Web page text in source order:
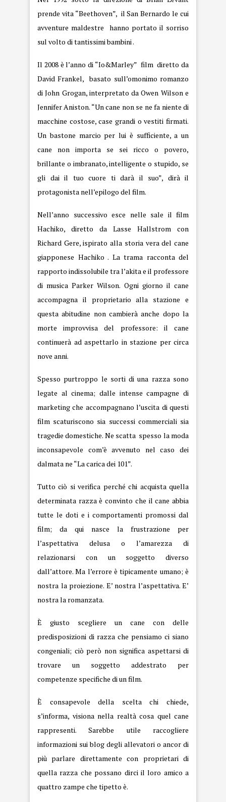
prende vita “Beethoven”, il San Bernardo le cui
avventure maldestre hanno portato il sorriso
sul volto di tantissimi bambini .
Il 2008 è l’anno di “Io&Marley” film diretto da
David Frankel, basato sull’omonimo romanzo
di John Grogan, interpretato da Owen Wilson e
Jennifer Aniston. “Un cane non se ne fa niente di
macchine costose, case grandi o vestiti firmati.
Un bastone marcio per lui è sufficiente, a un
cane non importa se sei ricco o povero,
brillante o imbranato, intelligente o stupido, se
gli dai il tuo cuore ti darà il suo”, dirà il
protagonista nell’epilogo del film.
Nell’anno successivo esce nelle sale il film
Hachiko, diretto da Lasse Hallstrom con
Richard Gere, ispirato alla storia vera del cane
giapponese Hachiko . La trama racconta del
rapporto indissolubile tra l’akita e il professore
di musica Parker Wilson. Ogni giorno il cane
accompagna il proprietario alla stazione e
questa abitudine non cambierà anche dopo la
morte improvvisa del professore: il cane
continuerà ad aspettarlo in stazione per circa
nove anni.
Spesso purtroppo le sorti di una razza sono
legate al cinema; dalle intense campagne di
marketing che accompagnano l’uscita di questi
film scaturiscono sia successi commerciali sia
tragedie domestiche. Ne scatta spesso la moda
inconsapevole com’è avvenuto nel caso dei
dalmata ne “La carica dei 101”.
Tutto ciò si verifica perché chi acquista quella
determinata razza è convinto che il cane abbia
tutte le doti e i comportamenti promossi dal
film; da qui nasce la frustrazione per
l’aspettativa delusa o l’amarezza di
relazionarsi con un soggetto diverso
dall’attore. Ma l’errore è tipicamente umano; è
nostra la proiezione. E’ nostra l’aspettativa. E’
nostra la romanzata.
È giusto scegliere un cane con delle
predisposizioni di razza che pensiamo ci siano
congeniali; ciò però non significa aspettarsi di
trovare un soggetto addestrato per
competenze specifiche di un film.
È consapevole della scelta chi chiede,
s’informa, visiona nella realtà cosa quel cane
rappresenti. Sarebbe utile raccogliere
informazioni sui blog degli allevatori o ancor di
più parlare direttamente con proprietari di
quella razza che possano dirci il loro amico a
quattro zampe che tipetto è.